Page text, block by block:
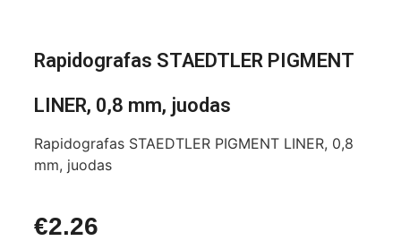
Rapidografas STAEDTLER PIGMENT
LINER, 0,8 mm, juodas
Rapidografas STAEDTLER PIGMENT LINER, 0,8
mm, juodas
€2.26